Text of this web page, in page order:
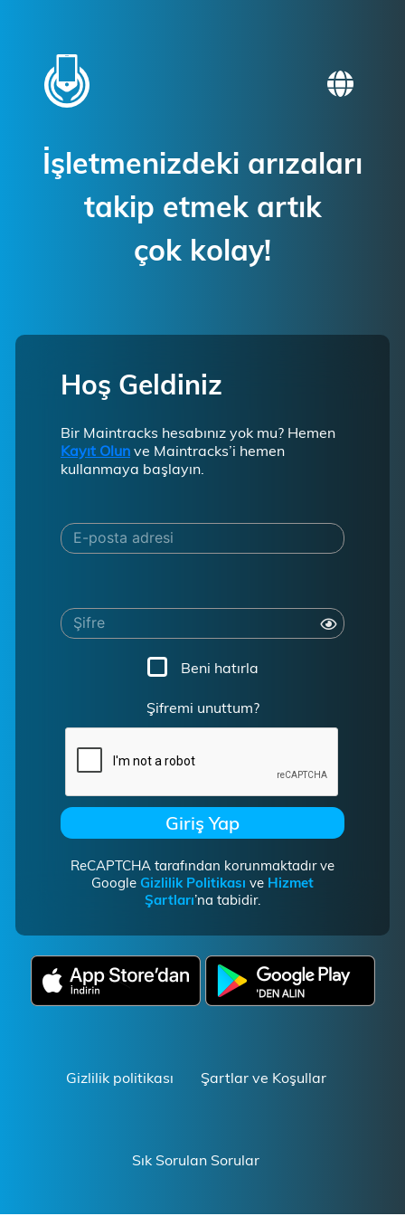
İşletmenizdeki arızaları
takip etmek artık
çok kolay!
Hoş Geldiniz
Bir Maintracks hesabınız yok mu? Hemen
Kayıt Olun ve Maintracks’i hemen
kullanmaya başlayın.
E-posta adresi
Şifre
Beni hatırla
Şifremi unuttum?
Giriş Yap
ReCAPTCHA tarafından korunmaktadır ve
Google Gizlilik Politikası ve Hizmet
Şartları’na tabidir.
Gizlilik politikası Şartlar ve Koşullar
Sık Sorulan Sorular